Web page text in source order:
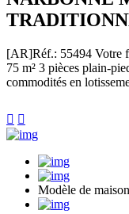
[AR]Réf.: 55494 Votre
75 m² 3 pièces plain-
commodités en
 
Modèle de maison